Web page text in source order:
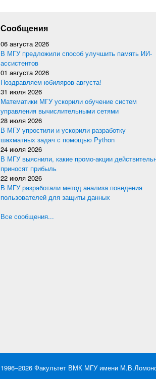
Сообщения
06 августа 2026
В МГУ предложили способ улучшить память ИИ-
ассистентов
01 августа 2026
Поздравляем юбиляров августа!
31 июля 2026
Математики МГУ ускорили обучение систем
управления вычислительными сетями
28 июля 2026
В МГУ упростили и ускорили разработку
шахматных задач с помощью Python
24 июля 2026
В МГУ выяснили, какие промо-акции
приносят прибыль
22 июля 2026
В МГУ разработали метод анализа поведения
пользователей для защиты данных
Все сообщения...
1996–2026 Факультет ВМК МГУ имени